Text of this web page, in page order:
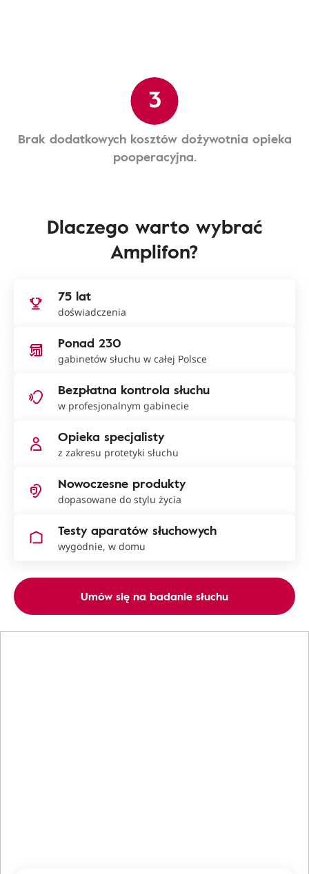
3
Brak dodatkowych kosztów dożywotnia opieka
pooperacyjna.
Dlaczego warto wybrać
Amplifon?
75 lat
doświadczenia
Ponad 230
gabinetów słuchu w całej Polsce
Bezpłatna kontrola słuchu
w profesjonalnym gabinecie
Opieka specjalisty
z zakresu protetyki słuchu
Nowoczesne produkty
dopasowane do stylu życia
Testy aparatów słuchowych
wygodnie, w domu
Umów się na badanie słuchu